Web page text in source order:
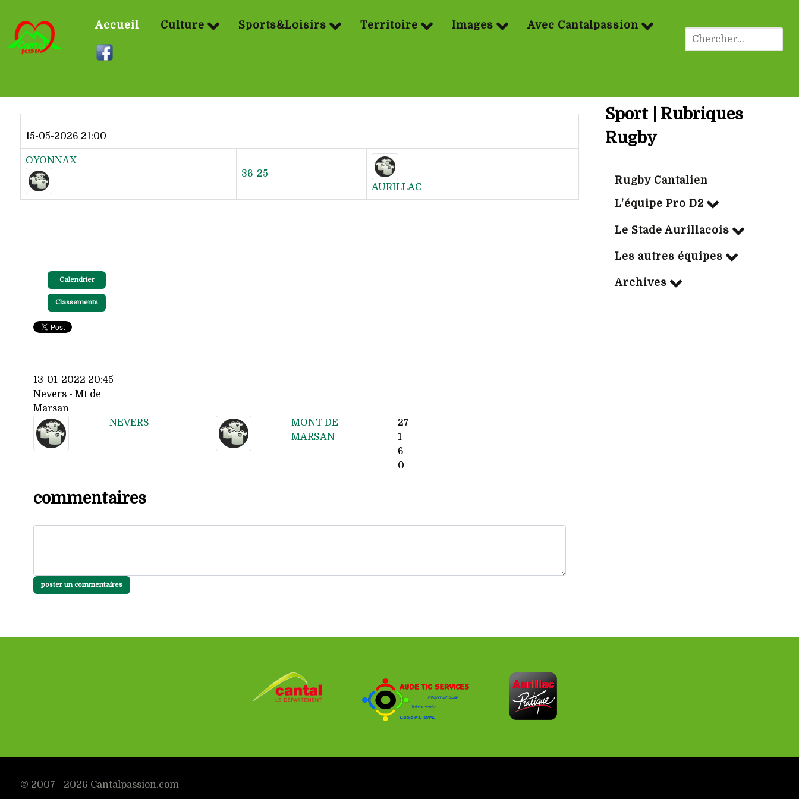
Accueil Culture Sports&Loisirs Territoire Images Avec Cantalpassion
15-05-2026 21:00
OYONNAX
36-25
AURILLAC
Calendrier
Classements
13-01-2022 20:45
Nevers - Mt de
Marsan
NEVERS
MONT DE
MARSAN
27
1
6
0
commentaires
poster un commentaires
Sport | Rubriques
Rugby
Rugby Cantalien
L'équipe Pro D2
Le Stade Aurillacois
Les autres équipes
Archives
© 2007 - 2026 Cantalpassion.com